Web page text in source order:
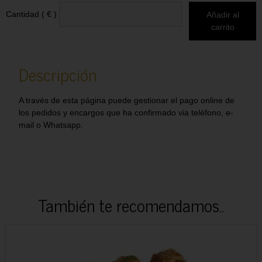
Cantidad ( € )
Añadir al
carrito
Descripción
A través de esta página puede gestionar el pago online de
los pedidos y encargos que ha confirmado via teléfono, e-
mail o Whatsapp.
También te recomendamos..